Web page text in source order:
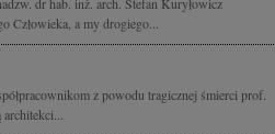
a my drogiego...
z powodu tragicznej śmierci prof.